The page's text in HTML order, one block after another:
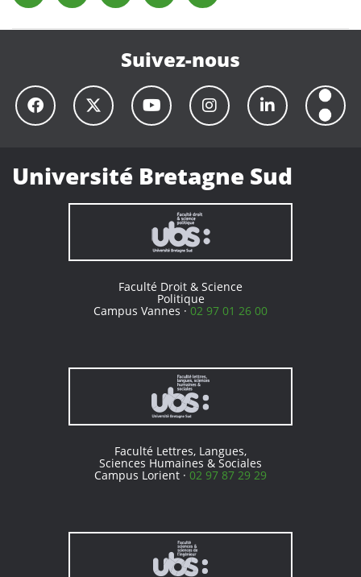
Suivez-nous
Université Bretagne Sud
Faculté Droit & Science
Politique
Campus Vannes ·02 97 01 26 00
Faculté Lettres, Langues,
Sciences Humaines & Sociales
Campus Lorient · 02 97 87 29 29